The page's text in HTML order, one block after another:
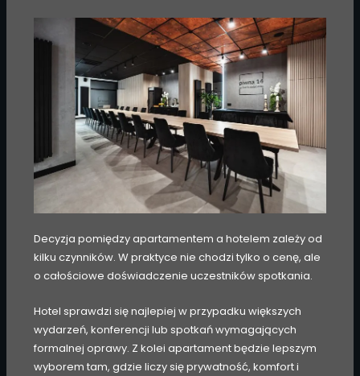
Decyzja pomiędzy apartamentem a hotelem zależy od
kilku czynników. W praktyce nie chodzi tylko o cenę, ale
o całościowe doświadczenie uczestników spotkania.
Hotel sprawdzi się najlepiej w przypadku większych
wydarzeń, konferencji lub spotkań wymagających
formalnej oprawy. Z kolei apartament będzie lepszym
wyborem tam, gdzie liczy się prywatność, komfort i